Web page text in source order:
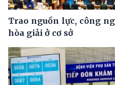
Trao nguồn lực, công
hòa giải ở cơ sở